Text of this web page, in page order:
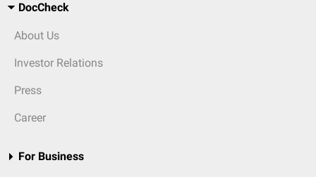
DocCheck
About Us
Investor Relations
Press
Career
For Business